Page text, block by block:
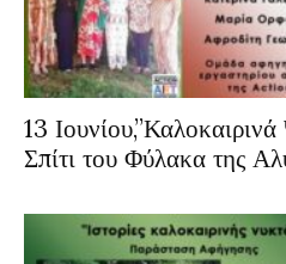
13
Σπίτι του Φύλακα της